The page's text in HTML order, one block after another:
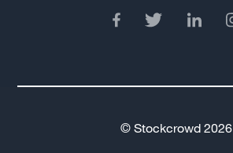
© Stockcrowd 2026